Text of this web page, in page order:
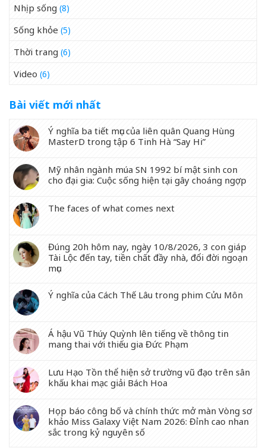
Nhịp sống (8)
Sống khỏe (5)
Thời trang (6)
Video (6)
Bài viết mới nhất
Ý nghĩa ba tiết mục của liên quân Quang Hùng
MasterD trong tập 6 Tinh Hà “Say Hi”
Mỹ nhân ngành múa SN 1992 bí mật sinh con
cho đại gia: Cuộc sống hiện tại gây choáng ngợp
The faces of what comes next
Đúng 20h hôm nay, ngày 10/8/2026, 3 con giáp
Tài Lộc đến tay, tiền chất đầy nhà, đổi đời ngoạn
mục
Ý nghĩa của Cách Thế Lâu trong phim Cửu Môn
Á hậu Vũ Thúy Quỳnh lên tiếng về thông tin
mang thai với thiếu gia Đức Phạm
Lưu Hạo Tồn thể hiện sở trường vũ đạo trên sân
khấu khai mạc giải Bách Hoa
Họp báo công bố và chính thức mở màn Vòng sơ
khảo Miss Galaxy Việt Nam 2026: Đỉnh cao nhan
sắc trong kỷ nguyên số